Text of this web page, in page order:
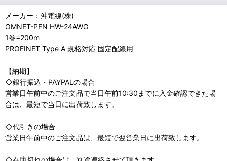
メーカー：沖電線(株)
OMNET-PFN HW-24AWG
1巻=200m
PROFINET Type A 規格対応 固定配線用
【納期】
◇銀行振込・PAYPALの場合
営業日午前中のご注文品で当日午前10:30までに入金確認できた場
合は、最短で当日に出荷致します。
◇代引きの場合
営業日午前中のご注文品は、最短で翌営業日に出荷致します。